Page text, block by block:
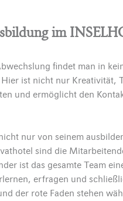
im
findet man in
ist nicht nur Kreativität,
und ermöglicht den
nur von seinem
sind die
ist das gesamte Team
erfragen und
der rote Faden stehen